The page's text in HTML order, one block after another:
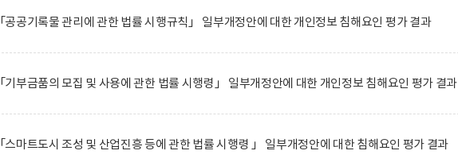
「공공기록물 관리에 관한 법률 시행규칙」 일부개정안에 대한 개인정보 침해요인 평가 결과
「기부금품의 모집 및 사용에 관한 법률 시행령」 일부개정안에 대한 개인정보 침해요인 평가 결과
「스마트도시 조성 및 산업진흥 등에 관한 법률 시행령 」 일부개정안에 대한 침해요인 평가 결과